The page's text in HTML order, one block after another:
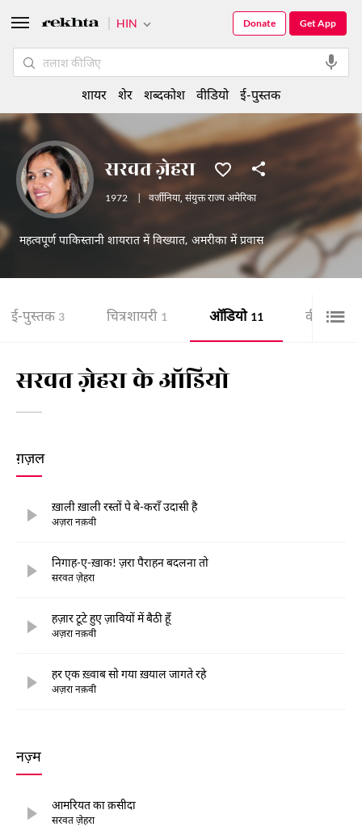
सरवत ज़ेहरा
1972 वर्जीनिया, संयुक्त राज्य अमेरिका
महत्वपूर्ण पाकिस्तानी शायरात में विख्यात, अमरीका में प्रवास
ई-पुस्तक 3 चित्र शायरी 1 ऑडियो 11 वीडियो 7
सरवत ज़ेहरा के ऑडियो
ग़ज़ल
ख़ाली ख़ाली रस्तों पे बे-कराँ उदासी है
अज़रा नक़वी
निगाह-ए-ख़ाक! ज़रा पैराहन बदलना तो
सरवत ज़ेहरा
हज़ार टूटे हुए ज़ावियों में बैठी हूँ
अज़रा नक़वी
हर एक ख़्वाब सो गया ख़याल जागते रहे
अज़रा नक़वी
नज़्म
आमरियत का क़सीदा
सरवत ज़ेहरा
HIN Get App
Donate
शायर शेर शब्दकोश वीडियो ई-पुस्तक